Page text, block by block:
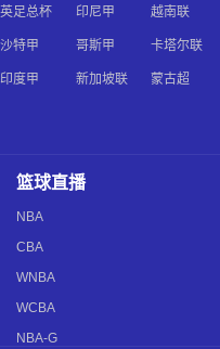
英足总杯 印尼甲 越南联
沙特甲 哥斯甲 卡塔尔联
印度甲 新加坡联 蒙古超
篮球直播
NBA
CBA
WNBA
WCBA
NBA-G